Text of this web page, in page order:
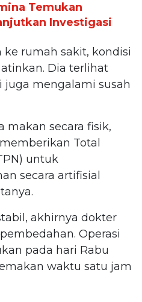
Temukan
Investigasi
rumah sakit, kondisi
Dia terlihat
juga mengalami susah
makan secara fisik,
Total
untuk
secara artifisial
akhirnya dokter
Operasi
pada hari Rabu
waktu satu jam